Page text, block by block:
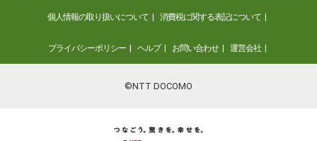
兵庫県神戸市須磨区須磨寺町３
価 格
1,480万円
住 所
兵庫県神戸市須磨区須磨寺町３
118.26m²
兵庫県神戸市長田区御屋敷通５
個人情報の取り扱いについて 消費税に関する表記について
プライバシーポリシー ヘルプ お問い合わせ 運営会社
©NTT DOCOMO